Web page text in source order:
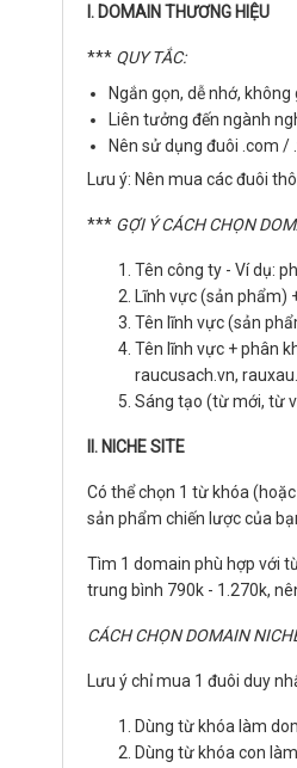
I. DOMAIN THƯƠNG HIỆU
*** QUY TẮC:
Ngắn gọn, dễ nhớ,
Liên tưởng đến ngành
Nên sử dụng đuôi .com /
Lưu ý: Nên mua các đuôi
*** GỢI Ý CÁCH CHỌN
Tên công ty - Ví dụ:
Lĩnh vực (sản
Tên lĩnh vực (sản
Tên lĩnh vực + phân
raucusach.vn,
Sáng tạo (từ mới, từ
II. NICHE SITE
Có thể chọn 1 từ khóa
sản phẩm chiến lược của
Tìm 1 domain phù hợp với
trung bình 790k - 1.270k,
CÁCH CHỌN DOMAIN
Lưu ý chỉ mua 1 đuôi duy
Dùng từ khóa làm
Dùng từ khóa con